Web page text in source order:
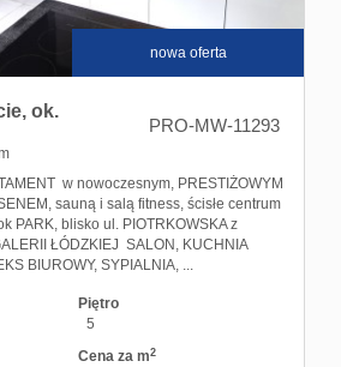
nowa oferta
ok.
PRO-MW-11293
w nowoczesnym, PRESTIŻOWYM
sauną i salą fitness, ścisłe centrum
PARK, blisko ul. PIOTRKOWSKA z
ŁÓDZKIEJ SALON, KUCHNIA
BIUROWY, SYPIALNIA, ...
Piętro
5
Cena za m2